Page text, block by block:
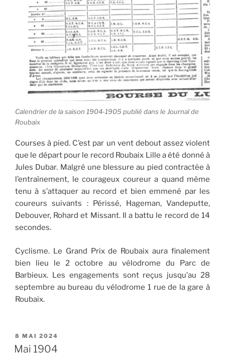
Calendrier de la saison 1904-1905 publié dans le Journal de
Roubaix
Courses à pied. C’est par un vent debout assez violent
que le départ pour le record Roubaix Lille a été donné à
Jules Dubar. Malgré une blessure au pied contractée à
l’entraînement, le courageux coureur a quand même
tenu à s’attaquer au record et bien emmené par les
coureurs suivants : Périssé, Hageman, Vandeputte,
Debouver, Rohard et Missant. Il a battu le record de 14
secondes.
Cyclisme. Le Grand Prix de Roubaix aura finalement
bien lieu le 2 octobre au vélodrome du Parc de
Barbieux. Les engagements sont reçus jusqu’au 28
septembre au bureau du vélodrome 1 rue de la gare à
Roubaix.
PUBLIÉ
LE
8 MAI 2024
Mai 1904